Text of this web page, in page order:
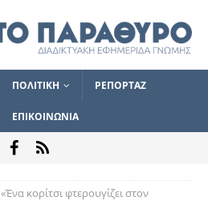
ΠΟΛΙΤΙΚΗ ΡΕΠΟΡΤΑΖ
ΕΠΙΚΟΙΝΩΝΙΑ
«Ένα κορίτσι φτερουγίζει στον